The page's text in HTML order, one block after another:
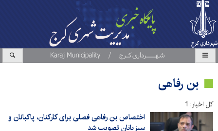
بن رفاهی
کل اخبار: 1
اختصاص بن رفاهی فصلی برای کارکنان، پاکبانان و
سبزبانان تصویب شد